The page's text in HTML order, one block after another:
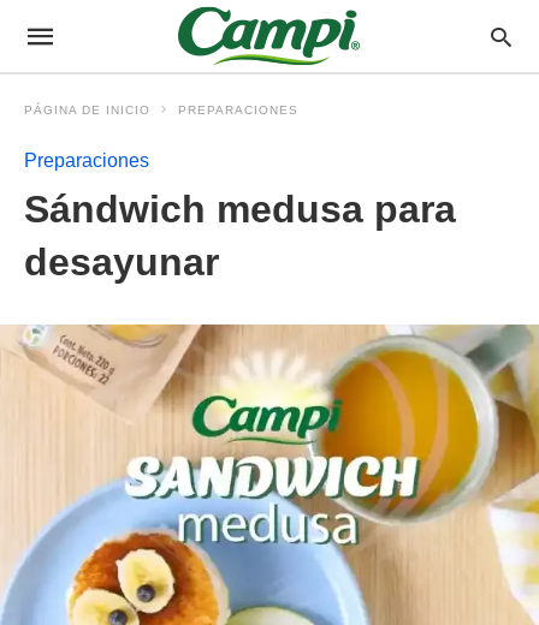
PÁGINA DE INICIO PREPARACIONES
Preparaciones
Sándwich medusa para
desayunar